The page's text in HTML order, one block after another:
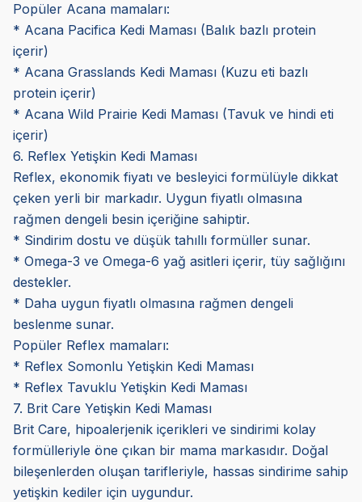
Popüler Acana mamaları:
* Acana Pacifica Kedi Maması (Balık bazlı protein
içerir)
* Acana Grasslands Kedi Maması (Kuzu eti bazlı
protein içerir)
* Acana Wild Prairie Kedi Maması (Tavuk ve hindi eti
içerir)
6. Reflex Yetişkin Kedi Maması
Reflex, ekonomik fiyatı ve besleyici formülüyle dikkat
çeken yerli bir markadır. Uygun fiyatlı olmasına
rağmen dengeli besin içeriğine sahiptir.
* Sindirim dostu ve düşük tahıllı formüller sunar.
* Omega-3 ve Omega-6 yağ asitleri içerir, tüy sağlığını
destekler.
* Daha uygun fiyatlı olmasına rağmen dengeli
beslenme sunar.
Popüler Reflex mamaları:
* Reflex Somonlu Yetişkin Kedi Maması
* Reflex Tavuklu Yetişkin Kedi Maması
7. Brit Care Yetişkin Kedi Maması
Brit Care, hipoalerjenik içerikleri ve sindirimi kolay
formülleriyle öne çıkan bir mama markasıdır. Doğal
bileşenlerden oluşan tarifleriyle, hassas sindirime sahip
yetişkin kediler için uygundur.